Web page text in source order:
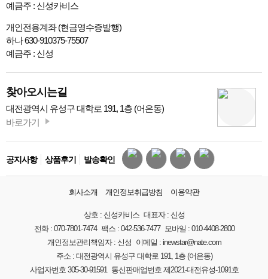
예금주 : 신성카비스
개인전용계좌 (현금영수증발행)
하나 630-910375-75507
예금주 : 신성
찾아오시는길
대전광역시 유성구 대학로 191, 1층 (어은동)
바로가기
공지사항 상품후기 발송확인
회사소개 개인정보취급방침 이용약관
상호 :신성카비스 대표자 :신성
전화 : 070-7801-7474 팩스 : 042-536-7477 모바일 : 010-4408-2800
개인정보관리책임자 : 신성 이메일 : inewstar@nate.com
주소 : 대전광역시 유성구 대학로 191, 1층 (어은동)
사업자번호305-30-91591 통신판매업번호제2021-대전유성-1091호